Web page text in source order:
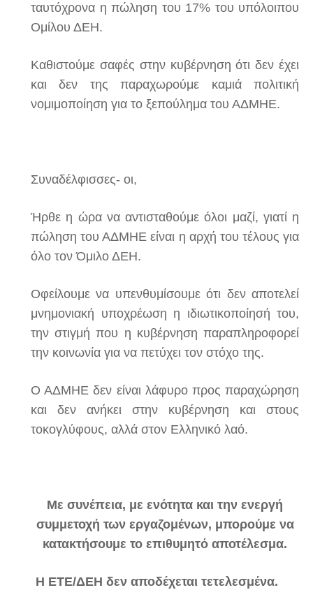
ταυτόχρονα η πώληση του 17% του υπόλοιπου
Ομίλου ΔΕΗ.
Καθιστούμε σαφές στην κυβέρνηση ότι δεν έχει
και δεν της παραχωρούμε καμιά πολιτική
νομιμοποίηση για το ξεπούλημα του ΑΔΜΗΕ.
Συναδέλφισσες- οι,
Ήρθε η ώρα να αντισταθούμε όλοι μαζί, γιατί η
πώληση του ΑΔΜΗΕ είναι η αρχή του τέλους για
όλο τον Όμιλο ΔΕΗ.
Οφείλουμε να υπενθυμίσουμε ότι δεν αποτελεί
μνημονιακή υποχρέωση η ιδιωτικοποίησή του,
την στιγμή που η κυβέρνηση παραπληροφορεί
την κοινωνία για να πετύχει τον στόχο της.
Ο ΑΔΜΗΕ δεν είναι λάφυρο προς παραχώρηση
και δεν ανήκει στην κυβέρνηση και στους
τοκογλύφους, αλλά στον Ελληνικό λαό.
Με συνέπεια, με ενότητα και την ενεργή
συμμετοχή των εργαζομένων, μπορούμε να
κατακτήσουμε το επιθυμητό αποτέλεσμα.
Η ΕΤΕ/ΔΕΗ δεν αποδέχεται τετελεσμένα.